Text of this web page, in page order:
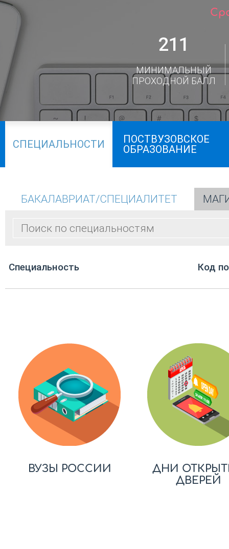
211
МИНИМАЛЬНЫЙ
ПРОХОДНОЙ БАЛЛ
СПЕЦИАЛЬНОСТИ
ПОСТВУЗОВСКОЕ
ОБРАЗОВАНИЕ
БАКАЛАВРИАТ/СПЕЦИАЛИТЕТ
Cпециальность Код
ВУЗЫ РОССИИ
ДНИ
ДВЕРЕЙ